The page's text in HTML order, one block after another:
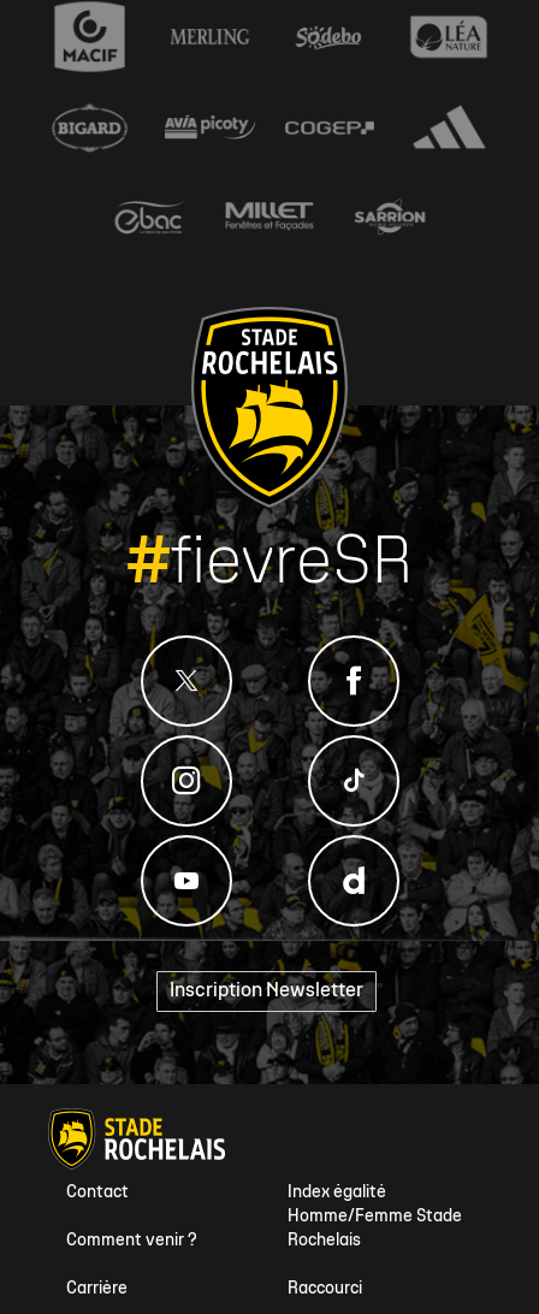
#fievreSR
Inscription Newsletter "
Index égalité
Homme/Femme Stade
Rochelais
Contact
Comment venir ?
Raccourci
Carrière